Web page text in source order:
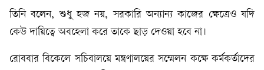
তিনি বলেন, শুধু হজ নয়, সরকারি অন্যান্য কাজের ক্ষেত্রেও যদি
কেউ দায়িত্বে অবহেলা করে তাকে ছাড় দেওয়া হবে না।
রোববার বিকেলে সচিবালয়ে মন্ত্রণালয়ের সম্মেলন কক্ষে কর্মকর্তাদের